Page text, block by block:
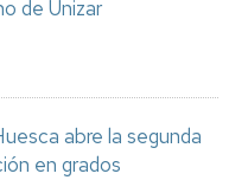
de Unizar
abre la segunda
en grados